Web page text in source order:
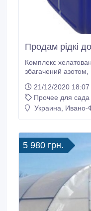
Продам рідкі
Комплекс
збагачений азотом, магнієм, кальцієм, сіркою з
для підвищення
для
технічних, плодоовочевих та ягідних культур
21/12/2020 18:07
Прочее для сада
Украина, Ивано-
5 980 грн.